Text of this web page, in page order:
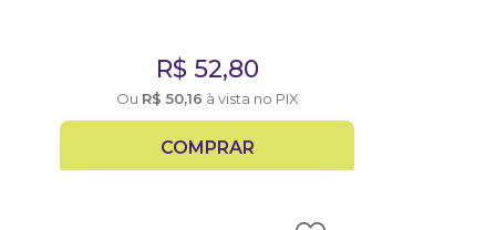
R$ 52,80
Ou R$ 50,16 à vista no PIX
COMPRAR